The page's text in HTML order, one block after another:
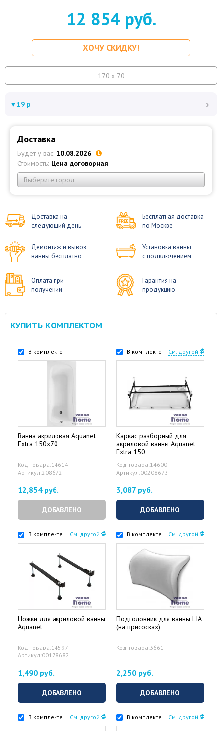
12 854 руб.
ХОЧУ СКИДКУ!
170 x 70
▼19 р ›
Доставка
Будет у вас: 10.08.2026
Стоимость: Цена договорная
Выберите город
Доставка на
следующий день
Бесплатная доставка
по Москве
Демонтаж и вывоз
ванны бесплатно
Установка ванны
с подключением
Оплата при
получении
Гарантия на
продукцию
КУПИТЬ КОМПЛЕКТОМ
В комплекте
Ванна акриловая Aquanet
Extra 150x70
Код товара:14614
Артикул:208672
12,854 руб.
ДОБАВЛЕНО
В комплекте См. другой
Каркас разборный для
акриловой ванны Aquanet
Extra 150
Код товара:14600
Артикул:00208673
3,087 руб.
ДОБАВЛЕНО
В комплекте См. другой
Ножки для акриловой ванны
Aquanet
Код товара:14597
Артикул:00178682
1,490 руб.
ДОБАВЛЕНО
В комплекте См. другой
Подголовник для ванны LIA
(на присосках)
Код товара:3661
2,250 руб.
ДОБАВЛЕНО
В комплекте См. другой В комплекте См. другой